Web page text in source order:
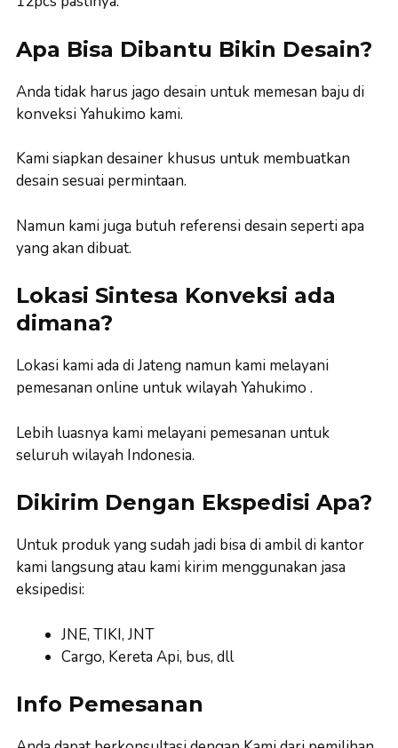
Apa Bisa Dibantu Bikin Desain?
Anda tidak harus jago desain untuk memesan baju di
konveksi Yahukimo kami.
Kami siapkan desainer khusus untuk membuatkan
desain sesuai permintaan.
Namun kami juga butuh referensi desain seperti apa
yang akan dibuat.
Lokasi Sintesa Konveksi ada
dimana?
Lokasi kami ada di Jateng namun kami melayani
pemesanan online untuk wilayah Yahukimo .
Lebih luasnya kami melayani pemesanan untuk
seluruh wilayah Indonesia.
Dikirim Dengan Ekspedisi Apa?
Untuk produk yang sudah jadi bisa di ambil di kantor
kami langsung atau kami kirim menggunakan jasa
eksipedisi:
JNE, TIKI, JNT
Cargo, Kereta Api, bus, dll
Info Pemesanan